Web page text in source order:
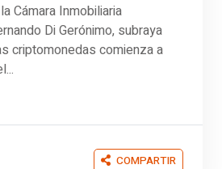
Cámara Inmobiliaria
Di Gerónimo, subraya
criptomonedas comienza a
COMPARTIR